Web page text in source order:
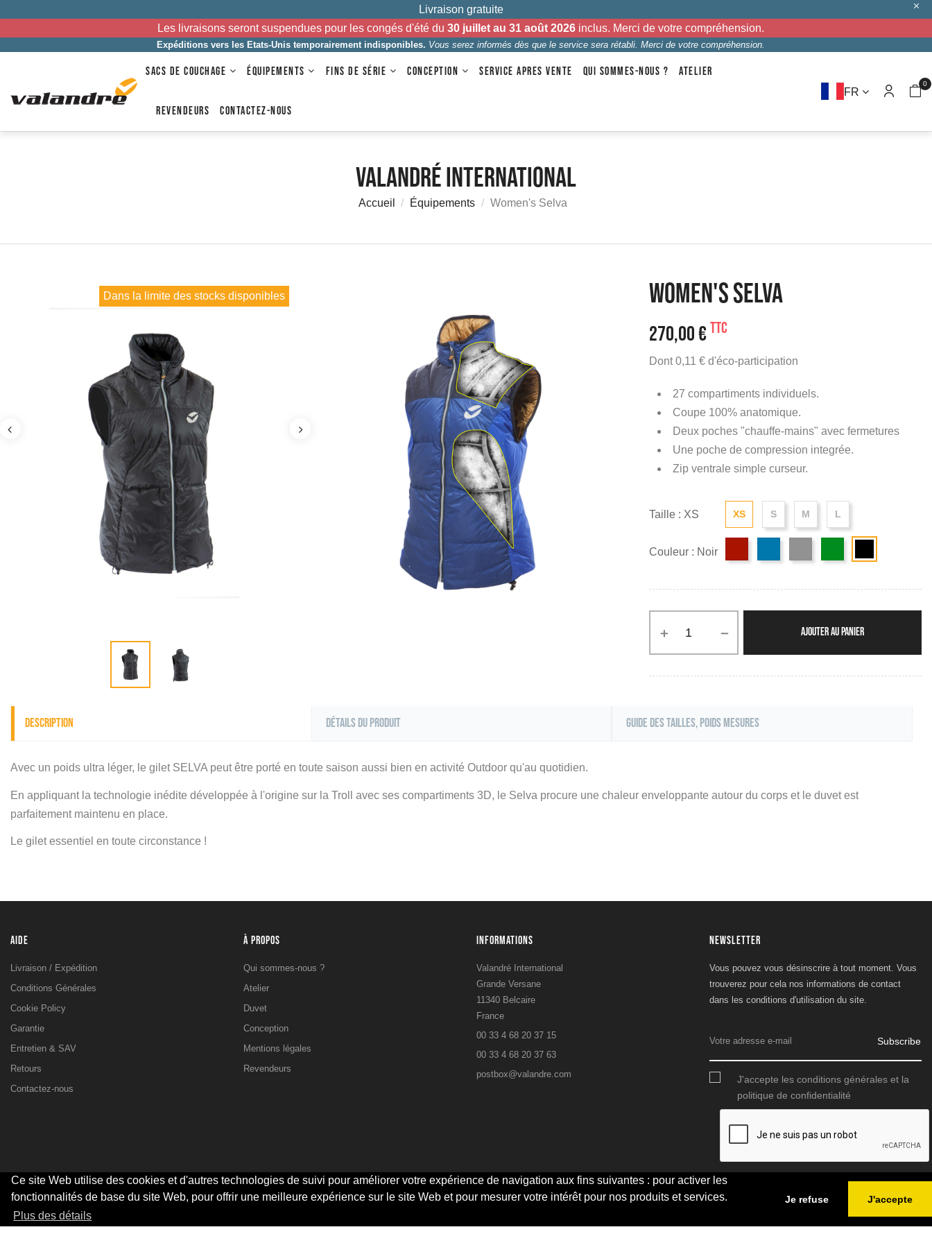
Ce site Web utilise des cookies et d'autres technologies de suivi pour améliorer votre expérience de navigation aux fins suivantes : pour activer les
fonctionnalités de base du site Web, pour offrir une meilleure expérience sur le site Web et pour mesurer votre intérêt pour nos produits et services.
Plus des détails
Je refuse J'accepte
Livraison gratuite
Les livraisons seront suspendues pour les congés d'été du 30 juillet au 31 août 2026 inclus. Merci de votre compréhension.
Expéditions vers les Etats-Unis temporairement indisponibles. Vous serez informés dès que le service sera rétabli. Merci de votre compréhension.
SACS DE COUCHAGE ÉQUIPEMENTS FINS DE SÉRIE CONCEPTION SERVICE APRES VENTE QUI SOMMES-NOUS ? ATELIER
REVENDEURS CONTACTEZ-NOUS
FR
0
Valandré International
Accueil Équipements Women's Selva
Dans la limite des stocks disponibles WOMEN'S SELVA
270,00 €TTC
Dont 0,11 € d'éco-participation
27 compartiments individuels.
Coupe 100% anatomique.
Deux poches "chauffe-mains" avec fermetures
Une poche de compression integrée.
Zip ventrale simple curseur.
Taille : XS XS S M L
Couleur : Noir
AJOUTER AU PANIER
Description Détails du produit Guide des tailles, poids mesures
Avec un poids ultra léger, le gilet SELVA peut être porté en toute saison aussi bien en activité Outdoor qu'au quotidien.
En appliquant la technologie inédite développée à l'origine sur la Troll avec ses compartiments 3D, le Selva procure une chaleur enveloppante autour du corps et le duvet est
parfaitement maintenu en place.
Le gilet essentiel en toute circonstance !
AIDE
Livraison / Expédition
Conditions Générales
Cookie Policy
Garantie
Entretien & SAV
Retours
Contactez-nous
À PROPOS
Qui sommes-nous ?
Atelier
Duvet
Conception
Mentions légales
Revendeurs
INFORMATIONS
Valandré International
Grande Versane
11340 Belcaire
France
00 33 4 68 20 37 15
00 33 4 68 20 37 63
postbox@valandre.com
NEWSLETTER
Vous pouvez vous désinscrire à tout moment. Vous
trouverez pour cela nos informations de contact
dans les conditions d'utilisation du site.
Subscribe
J'accepte les conditions générales et la
politique de confidentialité
© 2026 - SARL Valandre